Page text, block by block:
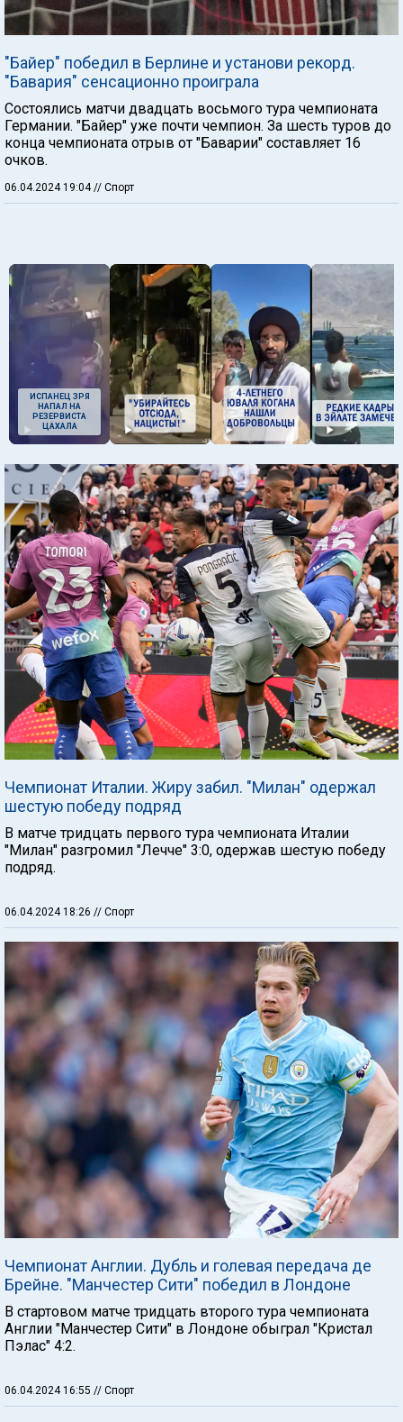
"Байер" победил в Берлине и установи рекорд.
"Бавария" сенсационно проиграла
Состоялись матчи двадцать восьмого тура чемпионата
Германии. "Байер" уже почти чемпион. За шесть туров до
конца чемпионата отрыв от "Баварии" составляет 16
очков.
06.04.2024 19:04 // Спорт
ИСПАНЕЦ ЗРЯ
НАПАЛ НА
РЕЗЕРВИСТА
ЦАХАЛА
Чемпионат Италии. Жиру забил. "Милан" одержал
шестую победу подряд
В матче тридцать первого тура чемпионата Италии
"Милан" разгромил "Лечче" 3:0, одержав шестую победу
подряд.
06.04.2024 18:26 // Спорт
Чемпионат Англии. Дубль и голевая передача де
Брейне. "Манчестер Сити" победил в Лондоне
В стартовом матче тридцать второго тура чемпионата
Англии "Манчестер Сити" в Лондоне обыграл "Кристал
Пэлас" 4:2.
06.04.2024 16:55 // Спорт